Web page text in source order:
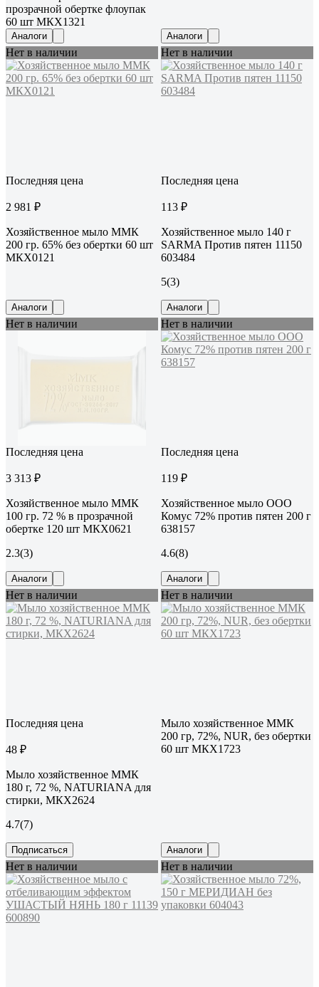
прозрачной обертке флоупак
60 шт МКХ1321
Аналоги Аналоги
Нет в наличии
Последняя цена
2 981 ₽
Хозяйственное мыло ММК
200 гр. 65% без обертки 60 шт
МКХ0121
Аналоги
Нет в наличии
Последняя цена
113 ₽
Хозяйственное мыло 140 г
SARMA Против пятен 11150
603484
5(3)
Аналоги
Нет в наличии
Последняя цена
3 313 ₽
Хозяйственное мыло ММК
100 гр. 72 % в прозрачной
обертке 120 шт МКХ0621
2.3(3)
Аналоги
Нет в наличии
Последняя цена
119 ₽
Хозяйственное мыло ООО
Комус 72% против пятен 200 г
638157
4.6(8)
Аналоги
Нет в наличии
Последняя цена
48 ₽
Мыло хозяйственное ММК
180 г, 72 %, NATURIANA для
стирки, МКХ2624
4.7(7)
Подписаться
Нет в наличии
Мыло хозяйственное ММК
200 гр, 72%, NUR, без обертки
60 шт МКХ1723
Аналоги
Нет в наличии Нет в наличии